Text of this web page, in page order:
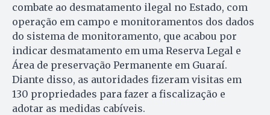
combate ao desmatamento ilegal no Estado, com
operação em campo e monitoramentos dos dados
do sistema de monitoramento, que acabou por
indicar desmatamento em uma Reserva Legal e
Área de preservação Permanente em Guaraí.
Diante disso, as autoridades fizeram visitas em
130 propriedades para fazer a fiscalização e
adotar as medidas cabíveis.